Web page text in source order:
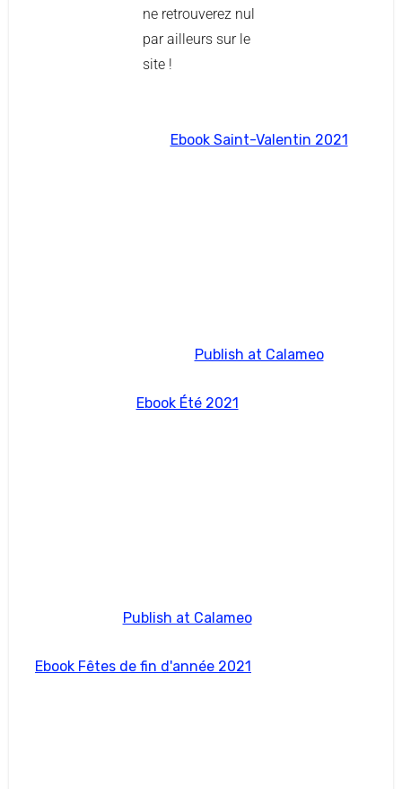
ne retrouverez nul
par ailleurs sur le
site !
Ebook Saint-Valentin 2021
Publish at Calameo
Ebook Été 2021
Publish at Calameo
Ebook Fêtes de fin d'année 2021